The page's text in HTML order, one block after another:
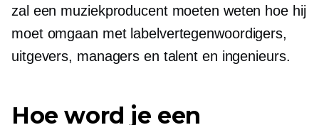
zal een muziekproducent moeten weten hoe hij
moet omgaan met labelvertegenwoordigers,
uitgevers, managers en talent en ingenieurs.
Hoe word je een